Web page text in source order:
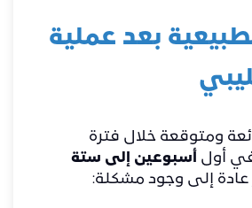
بعد عملية
ومتوقعة خلال فترة
في أول
أسبوعين إلى ستة
عادة إلى وجود مشكلة: